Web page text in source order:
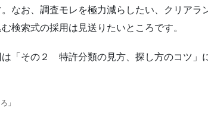
なお、調査モレを極力減らしたい、クリアラ
検索式の採用は見送りたいところです。
「その２ 特許分類の見方、探し方のコツ」
」